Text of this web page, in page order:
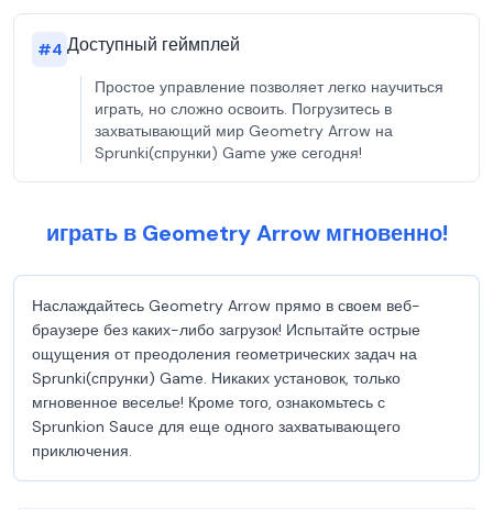
#4 Доступный геймплей
Простое управление позволяет легко научиться
играть, но сложно освоить. Погрузитесь в
захватывающий мир Geometry Arrow на
Sprunki(спрунки) Game уже сегодня!
играть в Geometry Arrow мгновенно!
Наслаждайтесь Geometry Arrow прямо в своем веб-
браузере без каких-либо загрузок! Испытайте острые
ощущения от преодоления геометрических задач на
Sprunki(спрунки) Game. Никаких установок, только
мгновенное веселье! Кроме того, ознакомьтесь с
Sprunkion Sauce для еще одного захватывающего
приключения.